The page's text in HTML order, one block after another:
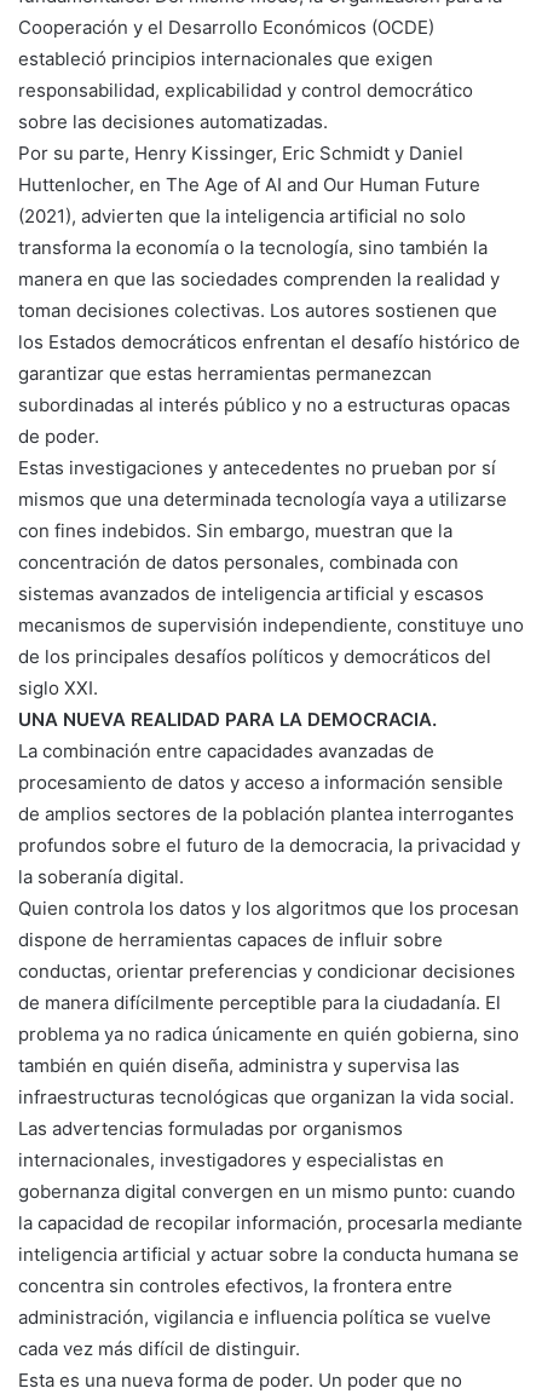
Cooperación y el Desarrollo Económicos (OCDE)
estableció principios internacionales que exigen
responsabilidad, explicabilidad y control democrático
sobre las decisiones automatizadas.
Por su parte, Henry Kissinger, Eric Schmidt y Daniel
Huttenlocher, en The Age of AI and Our Human Future
(2021), advierten que la inteligencia artificial no solo
transforma la economía o la tecnología, sino también la
manera en que las sociedades comprenden la realidad y
toman decisiones colectivas. Los autores sostienen que
los Estados democráticos enfrentan el desafío histórico de
garantizar que estas herramientas permanezcan
subordinadas al interés público y no a estructuras opacas
de poder.
Estas investigaciones y antecedentes no prueban por sí
mismos que una determinada tecnología vaya a utilizarse
con fines indebidos. Sin embargo, muestran que la
concentración de datos personales, combinada con
sistemas avanzados de inteligencia artificial y escasos
mecanismos de supervisión independiente, constituye uno
de los principales desafíos políticos y democráticos del
siglo XXI.
UNA NUEVA REALIDAD PARA LA DEMOCRACIA.
La combinación entre capacidades avanzadas de
procesamiento de datos y acceso a información sensible
de amplios sectores de la población plantea interrogantes
profundos sobre el futuro de la democracia, la privacidad y
la soberanía digital.
Quien controla los datos y los algoritmos que los procesan
dispone de herramientas capaces de influir sobre
conductas, orientar preferencias y condicionar decisiones
de manera difícilmente perceptible para la ciudadanía. El
problema ya no radica únicamente en quién gobierna, sino
también en quién diseña, administra y supervisa las
infraestructuras tecnológicas que organizan la vida social.
Las advertencias formuladas por organismos
internacionales, investigadores y especialistas en
gobernanza digital convergen en un mismo punto: cuando
la capacidad de recopilar información, procesarla mediante
inteligencia artificial y actuar sobre la conducta humana se
concentra sin controles efectivos, la frontera entre
administración, vigilancia e influencia política se vuelve
cada vez más difícil de distinguir.
Esta es una nueva forma de poder. Un poder que no